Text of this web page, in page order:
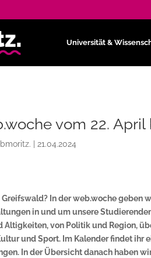
Universität &
vom 22. April
21.04.2024
In der web.woche geben
in und um unsere
Altigkeiten, von Politik und Region,
und Sport. Im Kalender findet ihr
In der Übersicht danach haben